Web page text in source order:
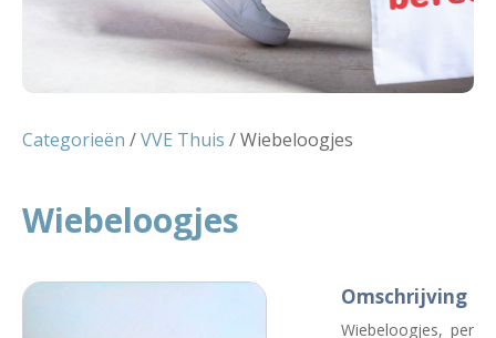
Categorieën /VVE Thuis / Wiebeloogjes
Wiebeloogjes
Omschrijving
Wiebeloogjes, per